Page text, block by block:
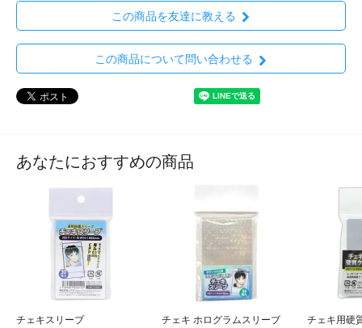
この商品を友達に教える
この商品について問い合わせる
あなたにおすすめの商品
チェキスリーブ
チェキ ホログラムスリーブ
チェキ用硬